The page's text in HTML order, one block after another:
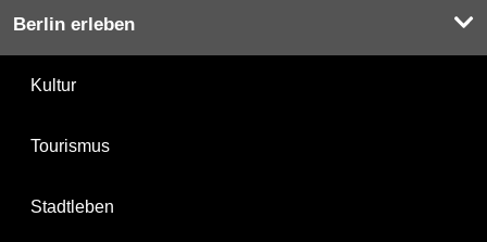
Berlin erleben
Kultur
Tourismus
Stadtleben